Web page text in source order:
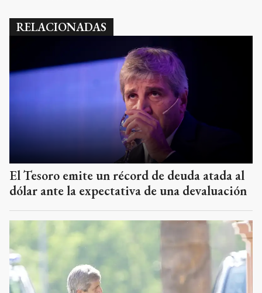
RELACIONADAS
El Tesoro emite un récord de deuda atada al
dólar ante la expectativa de una devaluación